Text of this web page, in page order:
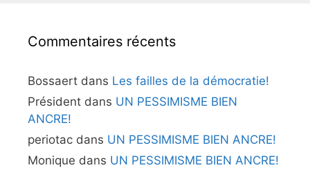
Commentaires récents
Bossaert dans Les failles de la démocratie!
Président dans UN PESSIMISME BIEN
ANCRE!
periotac dans UN PESSIMISME BIEN ANCRE!
Monique dans UN PESSIMISME BIEN ANCRE!